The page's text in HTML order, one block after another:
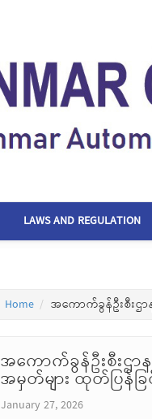
LAWS AND REGULATION
Home အကောက်ခွန်ဦးစီးဌ
အကောက်ခွန်ဦးစီးဌ
အမှတ်များ ထုတ်ပြန်ခြ
January 27, 2026